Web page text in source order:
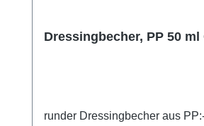
Dressingbecher, PP 50
runder Dressingbecher aus